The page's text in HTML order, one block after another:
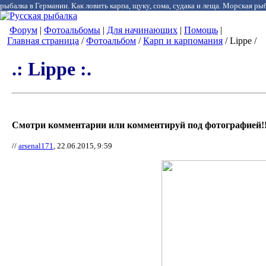
рыбалка в Германии. Как ловить карпа, щуку, сома, судака и леща. Морская
Форум | Фотоальбомы | Для начинающих | Помощь |
Главная страница /Фотоальбом /Карп и карпомания / Lippe /
.: Lippe :.
Смотри комментарии или комментируй под
// arsenal171, 22.06.2015, 9:59